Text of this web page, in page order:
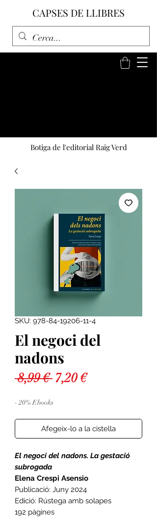
CAPSES DE LLIBRES
Botiga de l'editorial Raig Verd
SKU: 978-84-19206-11-4
El negoci del
nadons
8,99 € Preu
7,20 €Preu
- 20% Ebooks
Afegeix-lo a la cistella
El negoci del nadons. La gestació
subrogada
Elena Crespi Asensio
Publicació: Juny 2024
Edició: Rústega amb solapes
192 pàgines